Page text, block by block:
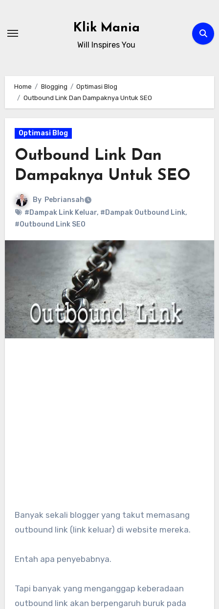
content
Klik Mania
Will Inspires You
Home Blogging
Optimasi Blog
Outbound Link Dan Dampaknya Untuk SEO
Optimasi Blog
Outbound Link Dan
Dampaknya Untuk SEO
By Pebriansah
#Dampak Link Keluar, #Dampak Outbound Link,
#Outbound Link SEO
Banyak sekali blogger yang takut memasang
outbound link (link keluar) di website mereka.
Entah apa penyebabnya.
Tapi banyak yang menganggap keberadaan
outbound link akan berpengaruh buruk pada